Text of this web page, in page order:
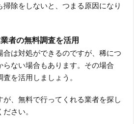
掃除をしないと、つまる原因になり
者の無料調査を活用
合は対処ができるのですが、稀につ
らない場合もあります。その場合
を活用しましょう。
が、無料で行ってくれる業者を探し
さい。